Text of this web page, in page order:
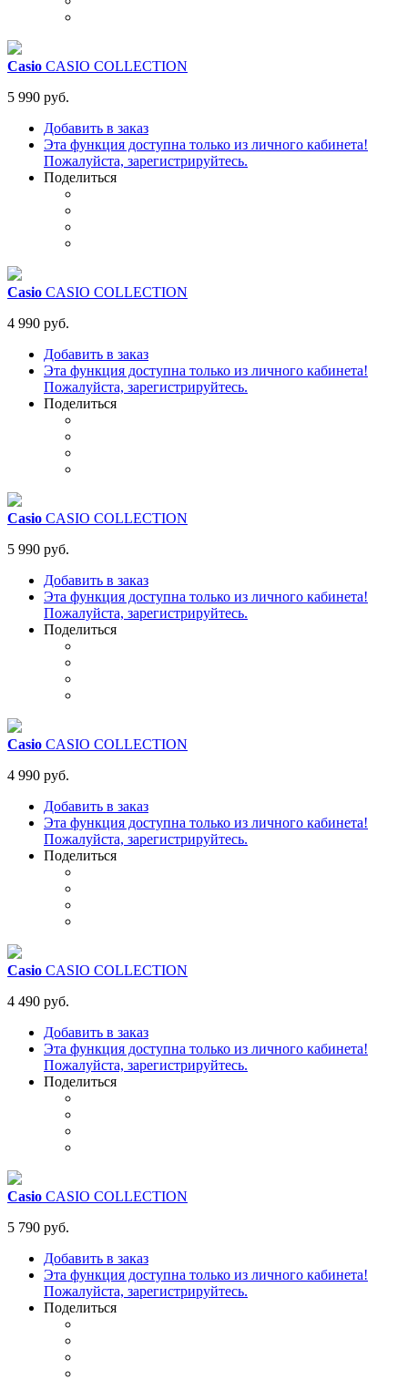
Casio CASIO COLLECTION
5 990 руб.
Добавить в заказ
Эта функция доступна только из личного кабинета!
Пожалуйста, зарегистрируйтесь.
Поделиться
Casio CASIO COLLECTION
4 990 руб.
Добавить в заказ
Эта функция доступна только из личного кабинета!
Пожалуйста, зарегистрируйтесь.
Поделиться
Casio CASIO COLLECTION
5 990 руб.
Добавить в заказ
Эта функция доступна только из личного кабинета!
Пожалуйста, зарегистрируйтесь.
Поделиться
Casio CASIO COLLECTION
4 990 руб.
Добавить в заказ
Эта функция доступна только из личного кабинета!
Пожалуйста, зарегистрируйтесь.
Поделиться
Casio CASIO COLLECTION
4 490 руб.
Добавить в заказ
Эта функция доступна только из личного кабинета!
Пожалуйста, зарегистрируйтесь.
Поделиться
Casio CASIO COLLECTION
5 790 руб.
Добавить в заказ
Эта функция доступна только из личного кабинета!
Пожалуйста, зарегистрируйтесь.
Поделиться